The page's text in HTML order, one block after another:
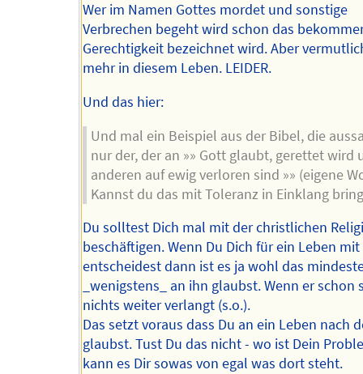
Wer im Namen Gottes mordet und sonstige
Verbrechen begeht wird schon das
Gerechtigkeit bezeichnet wird. Aber
mehr in diesem Leben. LEIDER.
Und das hier:
Und mal ein Beispiel aus der Bibel, die
nur der, der an »» Gott glaubt, gerettet wird
anderen auf ewig verloren sind »» (eigene
Kannst du das mit Toleranz in Einklang
Du solltest Dich mal mit der christlichen
beschäftigen. Wenn Du Dich für ein Leben
entscheidest dann ist es ja wohl das
_wenigstens_ an ihn glaubst. Wenn er schon
nichts weiter verlangt (s.o.).
Das setzt voraus dass Du an ein Leben nach
glaubst. Tust Du das nicht - wo ist Dein
kann es Dir sowas von egal was dort steht.